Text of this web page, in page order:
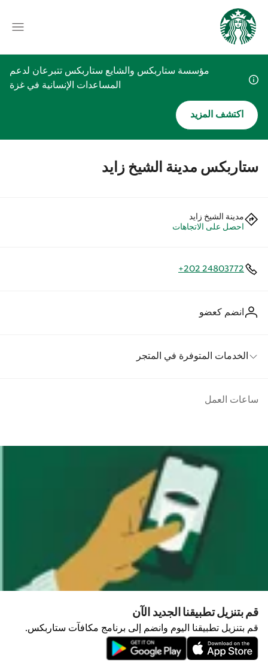
مؤسسة ستاربكس والشايع ستاربكس تتبرعان لدعم
المساعدات الإنسانية في غزة
اكتشف المزيد
ستاربكس مدينة الشيخ زايد
مدينة الشيخ زايد
احصل على الاتجاهات
+202 24803772
انضم كعضو
الخدمات المتوفرة في المتجر
ساعات العمل
قم بتنزيل تطبيقنا الجديد الآن
قم بتنزيل تطبيقنا اليوم وانضم إلى برنامج مكافآت ستاربكس.